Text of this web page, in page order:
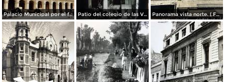
Palacio Municipal por el fotografo Hugo Brehme.. Patio del colegio de las Vizcainas por el fotografo Hugo Brehme. Panorama vista norte. ( Fechada el 20 de Junio de 1905 ).